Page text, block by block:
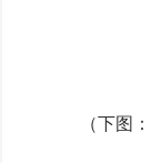
（下图